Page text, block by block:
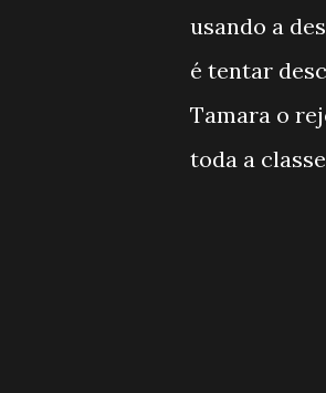
usando a
é tentar
Tamara o
toda a